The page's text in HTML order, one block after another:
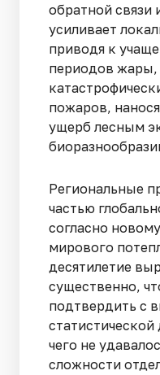
обратной связи
усиливает
приводя к
периодов жары,
пожаров,
ущерб лесным
Региональные
частью
согласно новому
мирового
десятилетие
существенно,
подтвердить с
чего не
сложности